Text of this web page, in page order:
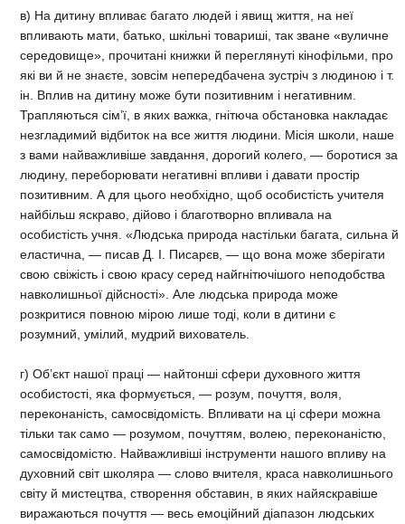
в) На дитину впливає багато людей і явищ життя, на неї
впливають мати, батько, шкільні товариші, так зване «вуличне
середовище», прочитані книжки й переглянуті кінофільми, про
які ви й не знаєте, зовсім непередбачена зустріч з людиною і т.
ін. Вплив на дитину може бути позитивним і негативним.
Трапляються сім’ї, в яких важка, гнітюча обстановка накладає
незгладимий відбиток на все життя людини. Місія школи, наше
з вами найважливіше завдання, дорогий колего, — боротися за
людину, переборювати негативні впливи і давати простір
позитивним. А для цього необхідно, щоб особистість учителя
найбільш яскраво, дійово і благотворно впливала на
особистість учня. «Людська природа настільки багата, сильна й
еластична, — писав Д. І. Писарєв, — що вона може зберігати
свою свіжість і свою красу серед найгнітючішого неподобства
навколишньої дійсності». Але людська природа може
розкритися повною мірою лише тоді, коли в дитини є
розумний, умілий, мудрий вихователь.
г) Об’єкт нашої праці — найтонші сфери духовного життя
особистості, яка формується, — розум, почуття, воля,
переконаність, самосвідомість. Впливати на ці сфери можна
тільки так само — розумом, почуттям, волею, переконаністю,
самосвідомістю. Найважливіші інструменти нашого впливу на
духовний світ школяра — слово вчителя, краса навколишнього
світу й мистецтва, створення обставин, в яких найяскравіше
виражаються почуття — весь емоційний діапазон людських